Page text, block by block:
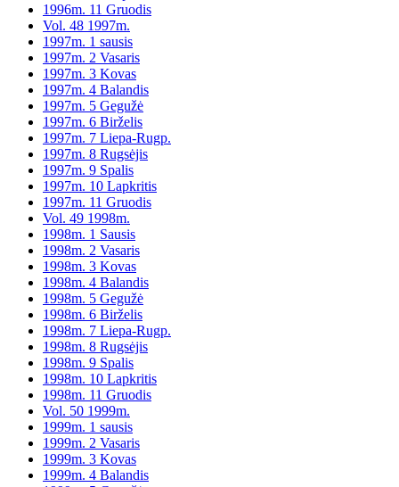
1996m. 11 Gruodis
Vol. 48 1997m.
1997m. 1 sausis
1997m. 2 Vasaris
1997m. 3 Kovas
1997m. 4 Balandis
1997m. 5 Gegužė
1997m. 6 Birželis
1997m. 7 Liepa-Rugp.
1997m. 8 Rugsėjis
1997m. 9 Spalis
1997m. 10 Lapkritis
1997m. 11 Gruodis
Vol. 49 1998m.
1998m. 1 Sausis
1998m. 2 Vasaris
1998m. 3 Kovas
1998m. 4 Balandis
1998m. 5 Gegužė
1998m. 6 Birželis
1998m. 7 Liepa-Rugp.
1998m. 8 Rugsėjis
1998m. 9 Spalis
1998m. 10 Lapkritis
1998m. 11 Gruodis
Vol. 50 1999m.
1999m. 1 sausis
1999m. 2 Vasaris
1999m. 3 Kovas
1999m. 4 Balandis